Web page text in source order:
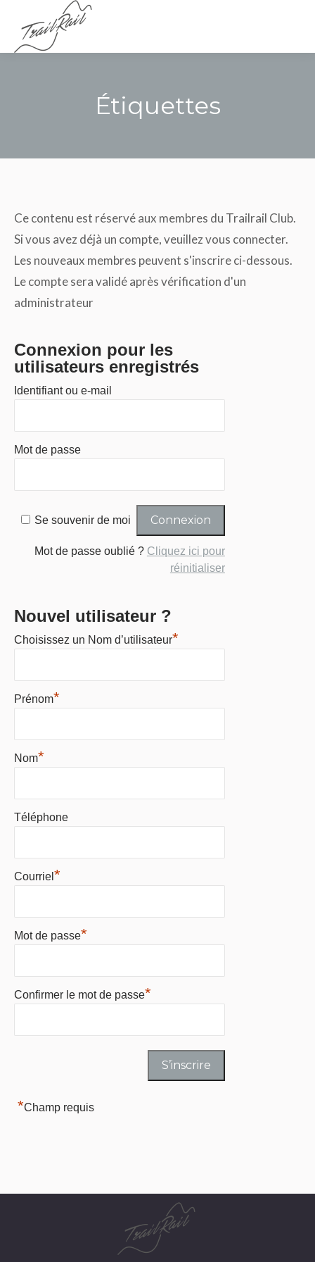
Étiquettes
Ce contenu est réservé aux membres du Trailrail Club.
Si vous avez déjà un compte, veuillez vous connecter.
Les nouveaux membres peuvent s'inscrire ci-dessous.
Le compte sera validé après vérification d'un
administrateur
Connexion pour les
utilisateurs enregistrés
Identifiant ou e-mail
Mot de passe
Se souvenir de moi
Mot de passe oublié ? Cliquez ici pour
réinitialiser
Nouvel utilisateur ?
Choisissez un Nom d’utilisateur*
Prénom*
Nom*
Téléphone
Courriel *
Mot de passe*
Confirmer le mot de passe*
*Champ requis